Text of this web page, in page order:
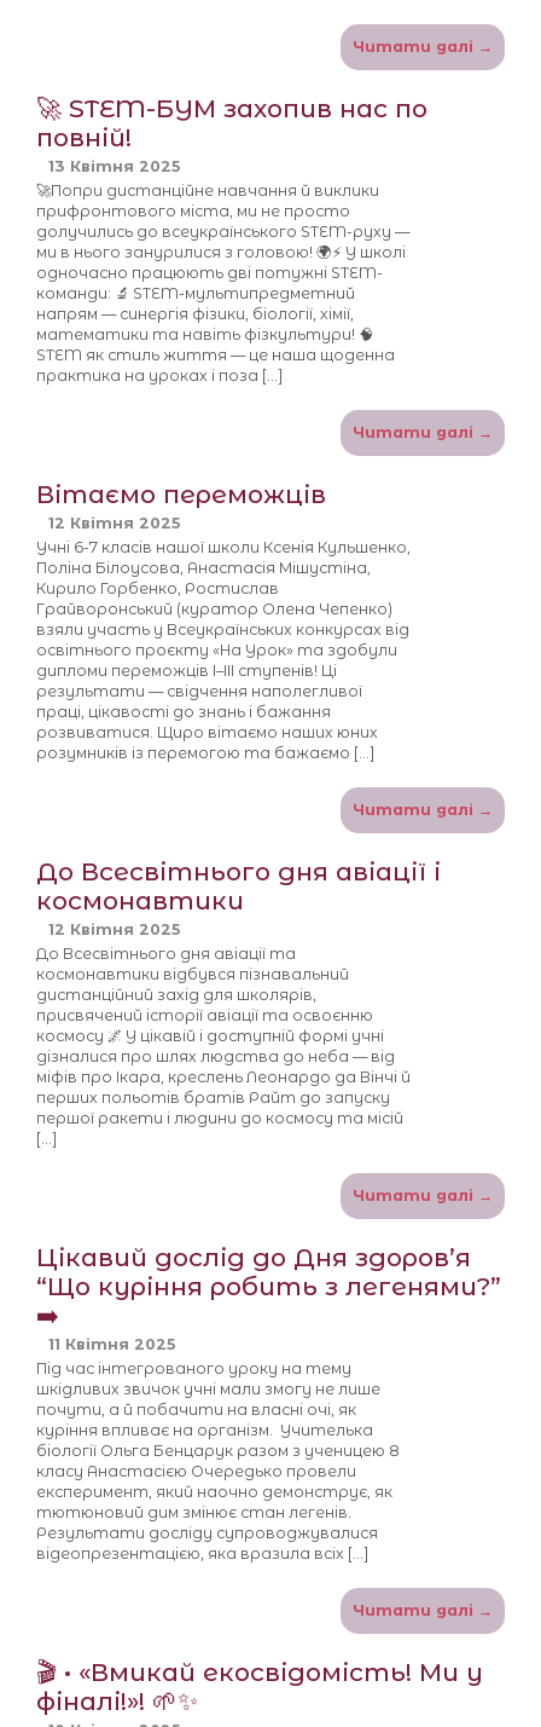
Читати далі →
🚀 STEM-БУМ захопив нас по
повній!
13 Квітня 2025
🚀Попри дистанційне навчання й виклики
прифронтового міста, ми не просто
долучились до всеукраїнського STEM-руху —
ми в нього занурилися з головою! 🌍⚡️ У школі
одночасно працюють дві потужні STEM-
команди: 🔬 STEM-мультипредметний
напрям — синергія фізики, біології, хімії,
математики та навіть фізкультури! 🧠
STEM як стиль життя — це наша щоденна
практика на уроках і поза […]
Читати далі →
Вітаємо переможців
12 Квітня 2025
Учні 6-7 класів нашої школи Ксенія Кульшенко,
Поліна Білоусова, Анастасія Мішустіна,
Кирило Горбенко, Ростислав
Грайворонський (куратор Олена Чепенко)
взяли участь у Всеукраїнських конкурсах від
освітнього проєкту «На Урок» та здобули
дипломи переможців І–ІІІ ступенів! Ці
результати — свідчення наполегливої
праці, цікавості до знань і бажання
розвиватися. Щиро вітаємо наших юних
розумників із перемогою та бажаємо […]
Читати далі →
До Всесвітнього дня авіації і
космонавтики
12 Квітня 2025
До Всесвітнього дня авіації та
космонавтики відбувся пізнавальний
дистанційний захід для школярів,
присвячений історії авіації та освоєнню
космосу 🌌 У цікавій і доступній формі учні
дізналися про шлях людства до неба — від
міфів про Ікара, креслень Леонардо да Вінчі й
перших польотів братів Райт до запуску
першої ракети і людини до космосу та місій
[…]
Читати далі →
Цікавий дослід до Дня здоров’я
“Що куріння робить з легенями?”
➡️
11 Квітня 2025
Під час інтегрованого уроку на тему
шкідливих звичок учні мали змогу не лише
почути, а й побачити на власні очі, як
куріння впливає на організм. ‍ Учителька
біології Ольга Бенцарук разом з ученицею 8
класу Анастасією Очередько провели
експеримент, який наочно демонструє, як
тютюновий дим змінює стан легенів.
Результати досліду супроводжувалися
відеопрезентацією, яка вразила всіх […]
Читати далі →
🎬 • «Вмикай екосвідомість! Ми у
фіналі!»! 🌱✨